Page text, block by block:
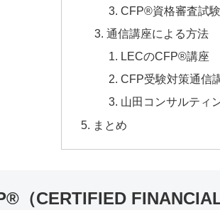
CFP®資格審査試
通信講座による方法
LECのCFP®講座
CFP受験対策通信
山田コンサルティ
まとめ
（CERTIFIED